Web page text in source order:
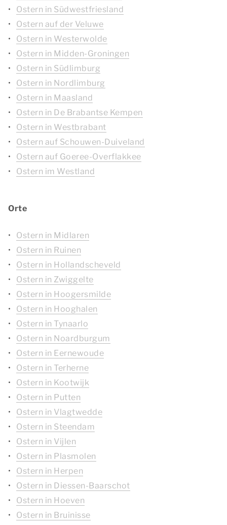
Ostern in Südwestfriesland
Ostern auf der Veluwe
Ostern in Westerwolde
Ostern in Midden-Groningen
Ostern in Südlimburg
Ostern in Nordlimburg
Ostern in Maasland
Ostern in De Brabantse Kempen
Ostern in Westbrabant
Ostern auf Schouwen-Duiveland
Ostern auf Goeree-Overflakkee
Ostern im Westland
Orte
Ostern in Midlaren
Ostern in Ruinen
Ostern in Hollandscheveld
Ostern in Zwiggelte
Ostern in Hoogersmilde
Ostern in Hooghalen
Ostern in Tynaarlo
Ostern in Noardburgum
Ostern in Eernewoude
Ostern in Terherne
Ostern in Kootwijk
Ostern in Putten
Ostern in Vlagtwedde
Ostern in Steendam
Ostern in Vijlen
Ostern in Plasmolen
Ostern in Herpen
Ostern in Diessen-Baarschot
Ostern in Hoeven
Ostern in Bruinisse